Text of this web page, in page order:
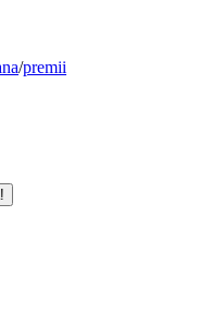
/premii